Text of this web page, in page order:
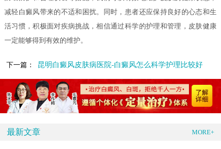
减轻白癜风带来的不适和困扰。同时，患者还应保持良好的心态和生
活习惯，积极面对疾病挑战，相信通过科学的护理和管理，皮肤健康
一定能够得到有效的维护。
下一篇： 昆明白癜风皮肤病医院-白癜风怎么科学护理比较好
最新文章 MORE+